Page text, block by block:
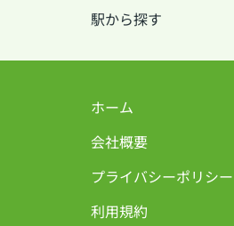
駅から探す
ホーム
会社概要
プライバシーポリシー
利用規約